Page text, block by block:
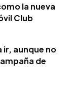
la nueva
Club
ir, aunque no
de